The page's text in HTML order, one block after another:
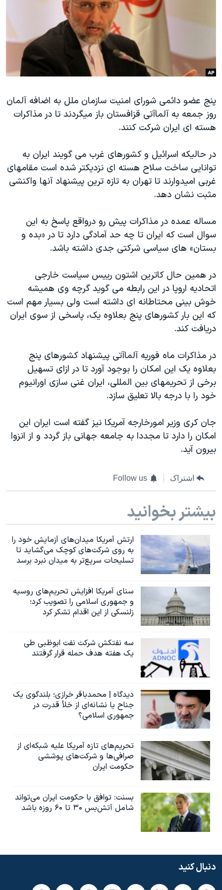
فرهنگ و زندگی
حقوق شهروندی
گالری عکس
آرشیو پخش زنده
انتخابات ریاست جمهوری آمریکا ۲۰۲۴
حمله جمهوری اسلامی به اسرائیل
اعتراضات زن، زندگی، آزادی
مجموعه مستندهای دادخواهی
تریبونال مردمی آبان ۹۸
دادگاه حمید نوری
چهل سال گروگان‌گیری
قانون شفافیت دارائی کادر رهبری ایران
اسرائیل در جنگ
نرگس محمدی برنده جایزه نوبل صلح
صفحه‌های ویژه
سفر پرزیدنت ترامپ به چین
زبانهای مختلف
پنج عضو دائمی شورای امنیت سازمان ملل به اضافه آلمان
روز جمعه به آلماآتی قزافستان باز میگردند تا در مذاکرات
هسته ای ایران شرکت کنند.
در حالیکه اسرائیل و کشورهای غرب می گویند ایران به
توانایی ساخت سلاح هسته ای نزدیکتر شده است مقامهای
غربی امیدوارند تا تهران به تازه ترین پیشنهاد آنها واکنشی
مثبت نشان دهد.
مساله عمده در مذاکرات پیش رو درواقع پاسخ به این
سوال است که ایران تا چه حد آمادگی دارد تا در «بده و
بستان» های سیاسی شرکتی جدی داشته باشد.
در همین حال کاترین اشتون رییس سیاست خارجی
اتحادیه اروپا در این رابطه می گوید گرچه وی همیشه
خوش بینی محتاطانه ای داشته است ولی بسیار مهم است
که این بار کشورهای پنج بعلاوه یک، پاسخی از سوی ایران
دریافت کند.
در مذاکرات ماه فوریه آلماآتی پیشنهاد کشورهای پنج
بعلاوه یک این امکان را بوجود آورد تا در ازای تسهیل
برخی از تحریمهای بین المللی، ایران غنی سازی اورانیوم
خود را با درجه بالا تعلیق سازد.
جان کری وزیر امورخارجه آمریکا نیز گفته است ایران این
امکان را دارد تا مجددا به جامعه جهانی باز گردد و از انزوا
بیرون آید.
اشتراک Follow us
بیشتر بخوانید
ارتش آمریکا میدان‌های آزمایش خود را
به روی شرکت‌های کوچک می‌گشاید تا
تسلیحات سریع‌تر به میدان نبرد برسد
سنای آمریکا افزایش تحریم‌های روسیه
و جمهوری اسلامی را تصویب کرد؛
زلنسکی از این اقدام تشکر کرد
سه نفتکش شرکت نفت ابوظبی طی
یک هفته هدف حمله قرار گرفتند
دیدگاه | محمدباقر خرازی؛ بلندگوی یک
جناح یا نشانه‌ای از خلأ قدرت در
جمهوری اسلامی؟
تحریم‌های تازه آمریکا علیه شبکه‌ای از
صرافی‌ها و شرکت‌های پوششی
حکومت ایران
بسنت: توافق با حکومت ایران می‌تواند
شامل آتش‌بس ۳۰ تا ۶۰ روزه باشد
دنبال کنید